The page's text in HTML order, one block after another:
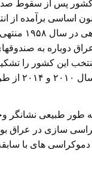
اساسی برآمده از
سقوط نظام
دوباره به
این کشور را تشکیل
بعدی به
طور طبیعی نشانگر
سازی در عراق
های با